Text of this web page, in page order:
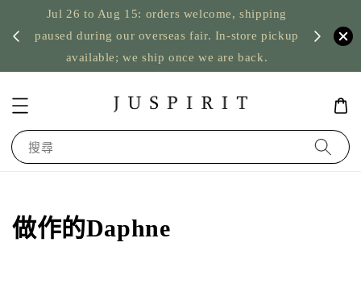
Jul 26 to Aug 15: orders welcome, shipping
paused during our overseas fair. In-store pickup
available; we ship once we are back.
US
搜尋
做作的Daphne